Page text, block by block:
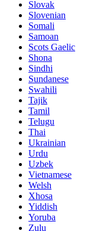
Slovak
Slovenian
Somali
Samoan
Scots Gaelic
Shona
Sindhi
Sundanese
Swahili
Tajik
Tamil
Telugu
Thai
Ukrainian
Urdu
Uzbek
Vietnamese
Welsh
Xhosa
Yiddish
Yoruba
Zulu